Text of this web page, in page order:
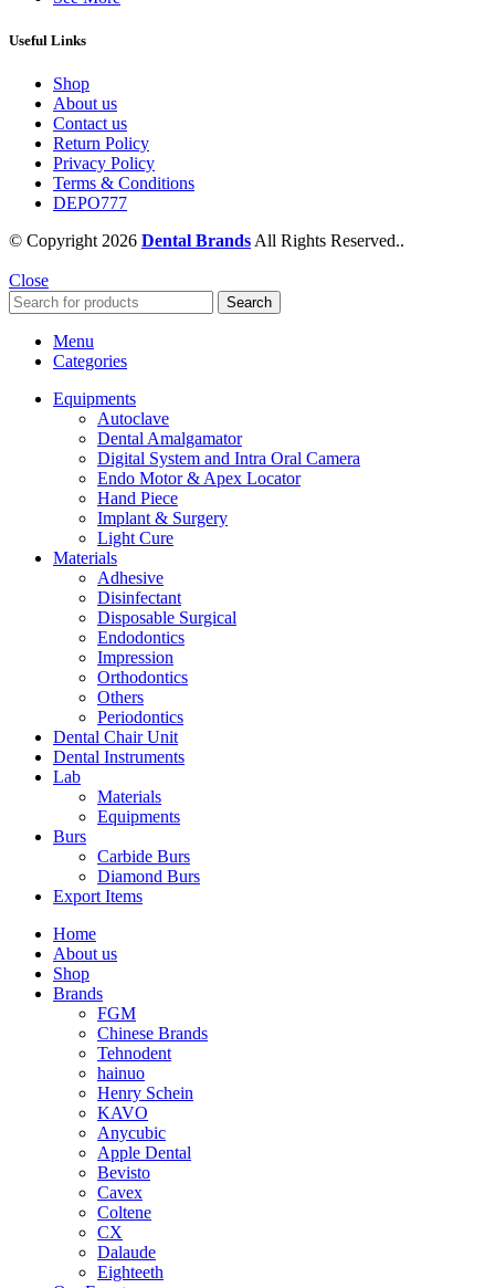
Useful Links
Shop
About us
Contact us
Return Policy
Privacy Policy
Terms & Conditions
DEPO777
© Copyright 2026 Dental Brands All Rights Reserved..
Close
Search
Menu
Categories
Equipments
Autoclave
Dental Amalgamator
Digital System and Intra Oral Camera
Endo Motor & Apex Locator
Hand Piece
Implant & Surgery
Light Cure
Materials
Adhesive
Disinfectant
Disposable Surgical
Endodontics
Impression
Orthodontics
Others
Periodontics
Dental Chair Unit
Dental Instruments
Lab
Materials
Equipments
Burs
Carbide Burs
Diamond Burs
Export Items
Home
About us
Shop
Brands
FGM
Chinese Brands
Tehnodent
hainuo
Henry Schein
KAVO
Anycubic
Apple Dental
Bevisto
Cavex
Coltene
CX
Dalaude
Eighteeth